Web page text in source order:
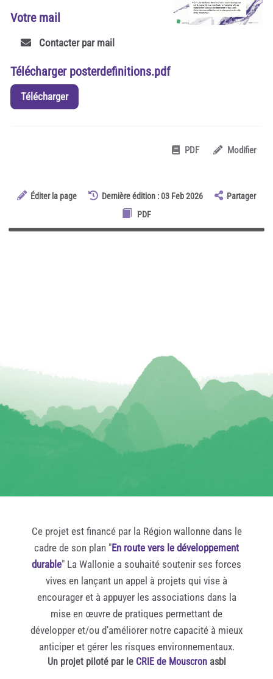
Votre mail
Contacter par mail
Télécharger posterdefinitions.pdf
Télécharger
PDF Modifier
Éditer la page Dernière édition : 03 Feb 2026
Partager
PDF
Ce projet est financé par la Région wallonne dans le
cadre de son plan "En route vers le développement
durable" La Wallonie a souhaité soutenir ses forces
vives en lançant un appel à projets qui vise à
encourager et à appuyer les associations dans la
mise en œuvre de pratiques permettant de
développer et/ou d’améliorer notre capacité à mieux
anticiper et gérer les risques environnementaux.
Un projet piloté par le CRIE de Mouscronasbl